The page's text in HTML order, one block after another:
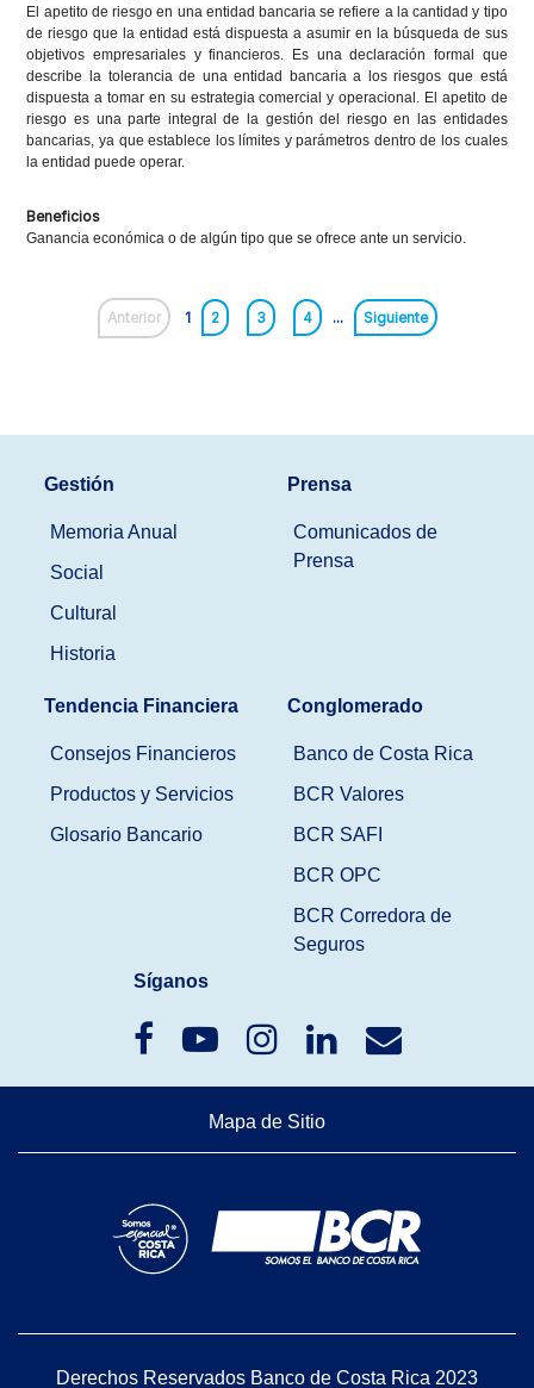
El apetito de riesgo en una entidad bancaria se refiere a la cantidad y tipo
de riesgo que la entidad está dispuesta a asumir en la búsqueda de sus
objetivos empresariales y financieros. Es una declaración formal que
describe la tolerancia de una entidad bancaria a los riesgos que está
dispuesta a tomar en su estrategia comercial y operacional. El apetito de
riesgo es una parte integral de la gestión del riesgo en las entidades
bancarias, ya que establece los límites y parámetros dentro de los cuales
la entidad puede operar.
Beneficios
Ganancia económica o de algún tipo que se ofrece ante un servicio.
Anterior 1 2 3 4 ... Siguiente
Gestión
Memoria Anual
Social
Cultural
Historia
Prensa
Comunicados de
Prensa
Tendencia Financiera
Consejos Financieros
Productos y Servicios
Glosario Bancario
Conglomerado
Banco de Costa Rica
BCR Valores
BCR SAFI
BCR OPC
BCR Corredora de
Seguros
Síganos
Mapa de Sitio
Derechos Reservados Banco de Costa Rica 2023